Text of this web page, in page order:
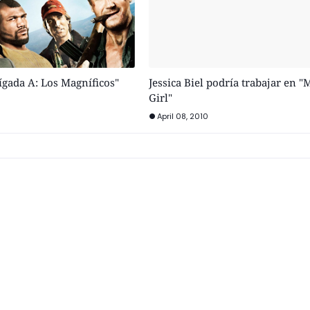
A: Los Magníficos"
Jessica Biel podría trabajar en
Girl"
April 08, 2010